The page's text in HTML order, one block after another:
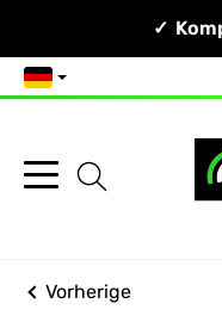
Persönlich &
Deutsch
Vorherige